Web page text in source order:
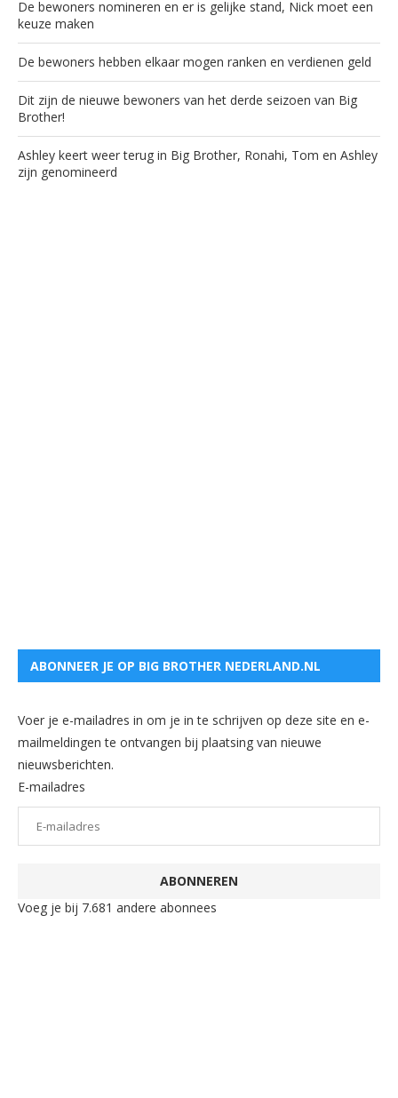
De bewoners nomineren en er is gelijke stand, Nick moet een
keuze maken
De bewoners hebben elkaar mogen ranken en verdienen geld
Dit zijn de nieuwe bewoners van het derde seizoen van Big
Brother!
Ashley keert weer terug in Big Brother, Ronahi, Tom en Ashley
zijn genomineerd
ABONNEER JE OP BIG BROTHER NEDERLAND.NL
Voer je e-mailadres in om je in te schrijven op deze site en e-
mailmeldingen te ontvangen bij plaatsing van nieuwe
nieuwsberichten.
E-mailadres
ABONNEREN
Voeg je bij 7.681 andere abonnees